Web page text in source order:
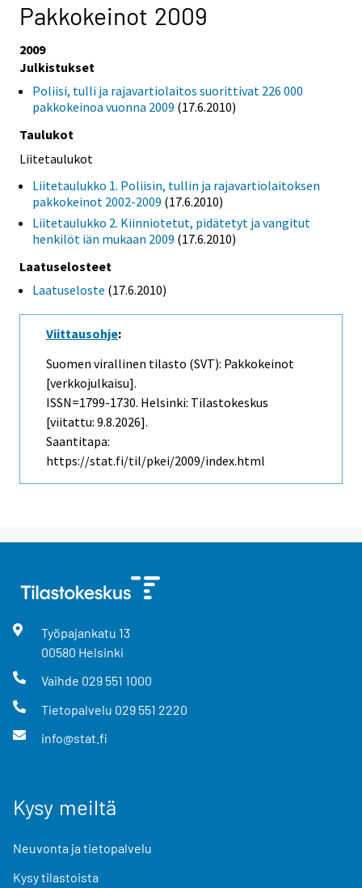
Pakkokeinot 2009
2009
Julkistukset
Poliisi, tulli ja rajavartiolaitos suorittivat 226 000
pakkokeinoa vuonna 2009 (17.6.2010)
Taulukot
Liitetaulukot
Liitetaulukko 1. Poliisin, tullin ja rajavartiolaitoksen
pakkokeinot 2002-2009 (17.6.2010)
Liitetaulukko 2. Kiinniotetut, pidätetyt ja vangitut
henkilöt iän mukaan 2009 (17.6.2010)
Laatuselosteet
Laatuseloste (17.6.2010)
Viittausohje:
Suomen virallinen tilasto (SVT): Pakkokeinot
[verkkojulkaisu].
ISSN=1799-1730. Helsinki: Tilastokeskus
[viitattu: 9.8.2026].
Saantitapa:
https://stat.fi/til/pkei/2009/index.html
Työpajankatu 13
00580 Helsinki
Vaihde 029 551 1000
Tietopalvelu 029 551 2220
info@stat.fi
Kysy meiltä
Neuvonta ja tietopalvelu
Kysy tilastoista